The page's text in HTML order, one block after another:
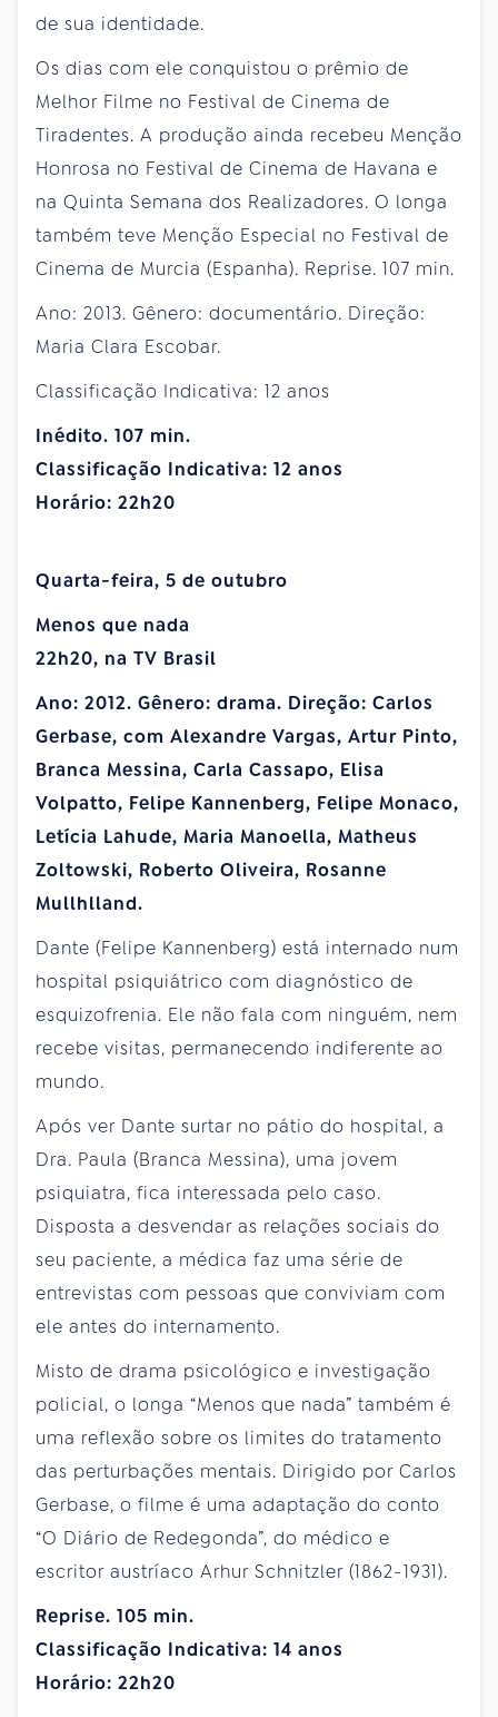
de sua identidade.
Os dias com ele conquistou o prêmio de
Melhor Filme no Festival de Cinema de
Tiradentes. A produção ainda recebeu Menção
Honrosa no Festival de Cinema de Havana e
na Quinta Semana dos Realizadores. O longa
também teve Menção Especial no Festival de
Cinema de Murcia (Espanha). Reprise. 107 min.
Ano: 2013. Gênero: documentário. Direção:
Maria Clara Escobar.
Classificação Indicativa: 12 anos
Inédito. 107 min.
Classificação Indicativa: 12 anos
Horário: 22h20
Quarta-feira, 5 de outubro
Menos que nada
22h20, na TV Brasil
Ano: 2012. Gênero: drama. Direção: Carlos
Gerbase, com Alexandre Vargas, Artur Pinto,
Branca Messina, Carla Cassapo, Elisa
Volpatto, Felipe Kannenberg, Felipe Monaco,
Letícia Lahude, Maria Manoella, Matheus
Zoltowski, Roberto Oliveira, Rosanne
Mullhlland.
Dante (Felipe Kannenberg) está internado num
hospital psiquiátrico com diagnóstico de
esquizofrenia. Ele não fala com ninguém, nem
recebe visitas, permanecendo indiferente ao
mundo.
Após ver Dante surtar no pátio do hospital, a
Dra. Paula (Branca Messina), uma jovem
psiquiatra, fica interessada pelo caso.
Disposta a desvendar as relações sociais do
seu paciente, a médica faz uma série de
entrevistas com pessoas que conviviam com
ele antes do internamento.
Misto de drama psicológico e investigação
policial, o longa “Menos que nada” também é
uma reflexão sobre os limites do tratamento
das perturbações mentais. Dirigido por Carlos
Gerbase, o filme é uma adaptação do conto
“O Diário de Redegonda”, do médico e
escritor austríaco Arhur Schnitzler (1862-1931).
Reprise. 105 min.
Classificação Indicativa: 14 anos
Horário: 22h20